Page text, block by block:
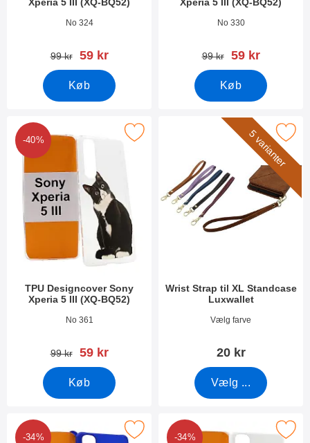
Varenr 41348No 324
pris
99 kr pris
59 kr
Køb
Varenr 41345No 330
pris
99 kr pris
59 kr
Køb
-40%
TPU Designcover Sony
Xperia 5 III (XQ-BQ52)
Varenr 41343No 361
pris
99 kr pris
59 kr
Køb
tPU Designcover Sony Xperia 5 III (XQ-BQ52) som favorit
5 varianter
Wrist Strap til XL Standcase
Luxwallet
Varenr 50276Vælg farve
20 kr
Vælg ...
Marker wrist Strap til XL
-34%
hardcase Cover Sony Xperia 5 III (XQ-BQ52) som favorit
-34%
Marker hardcase Cover Sony Xperia